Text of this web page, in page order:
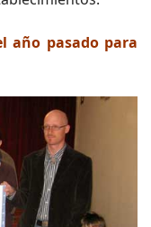
año pasado para